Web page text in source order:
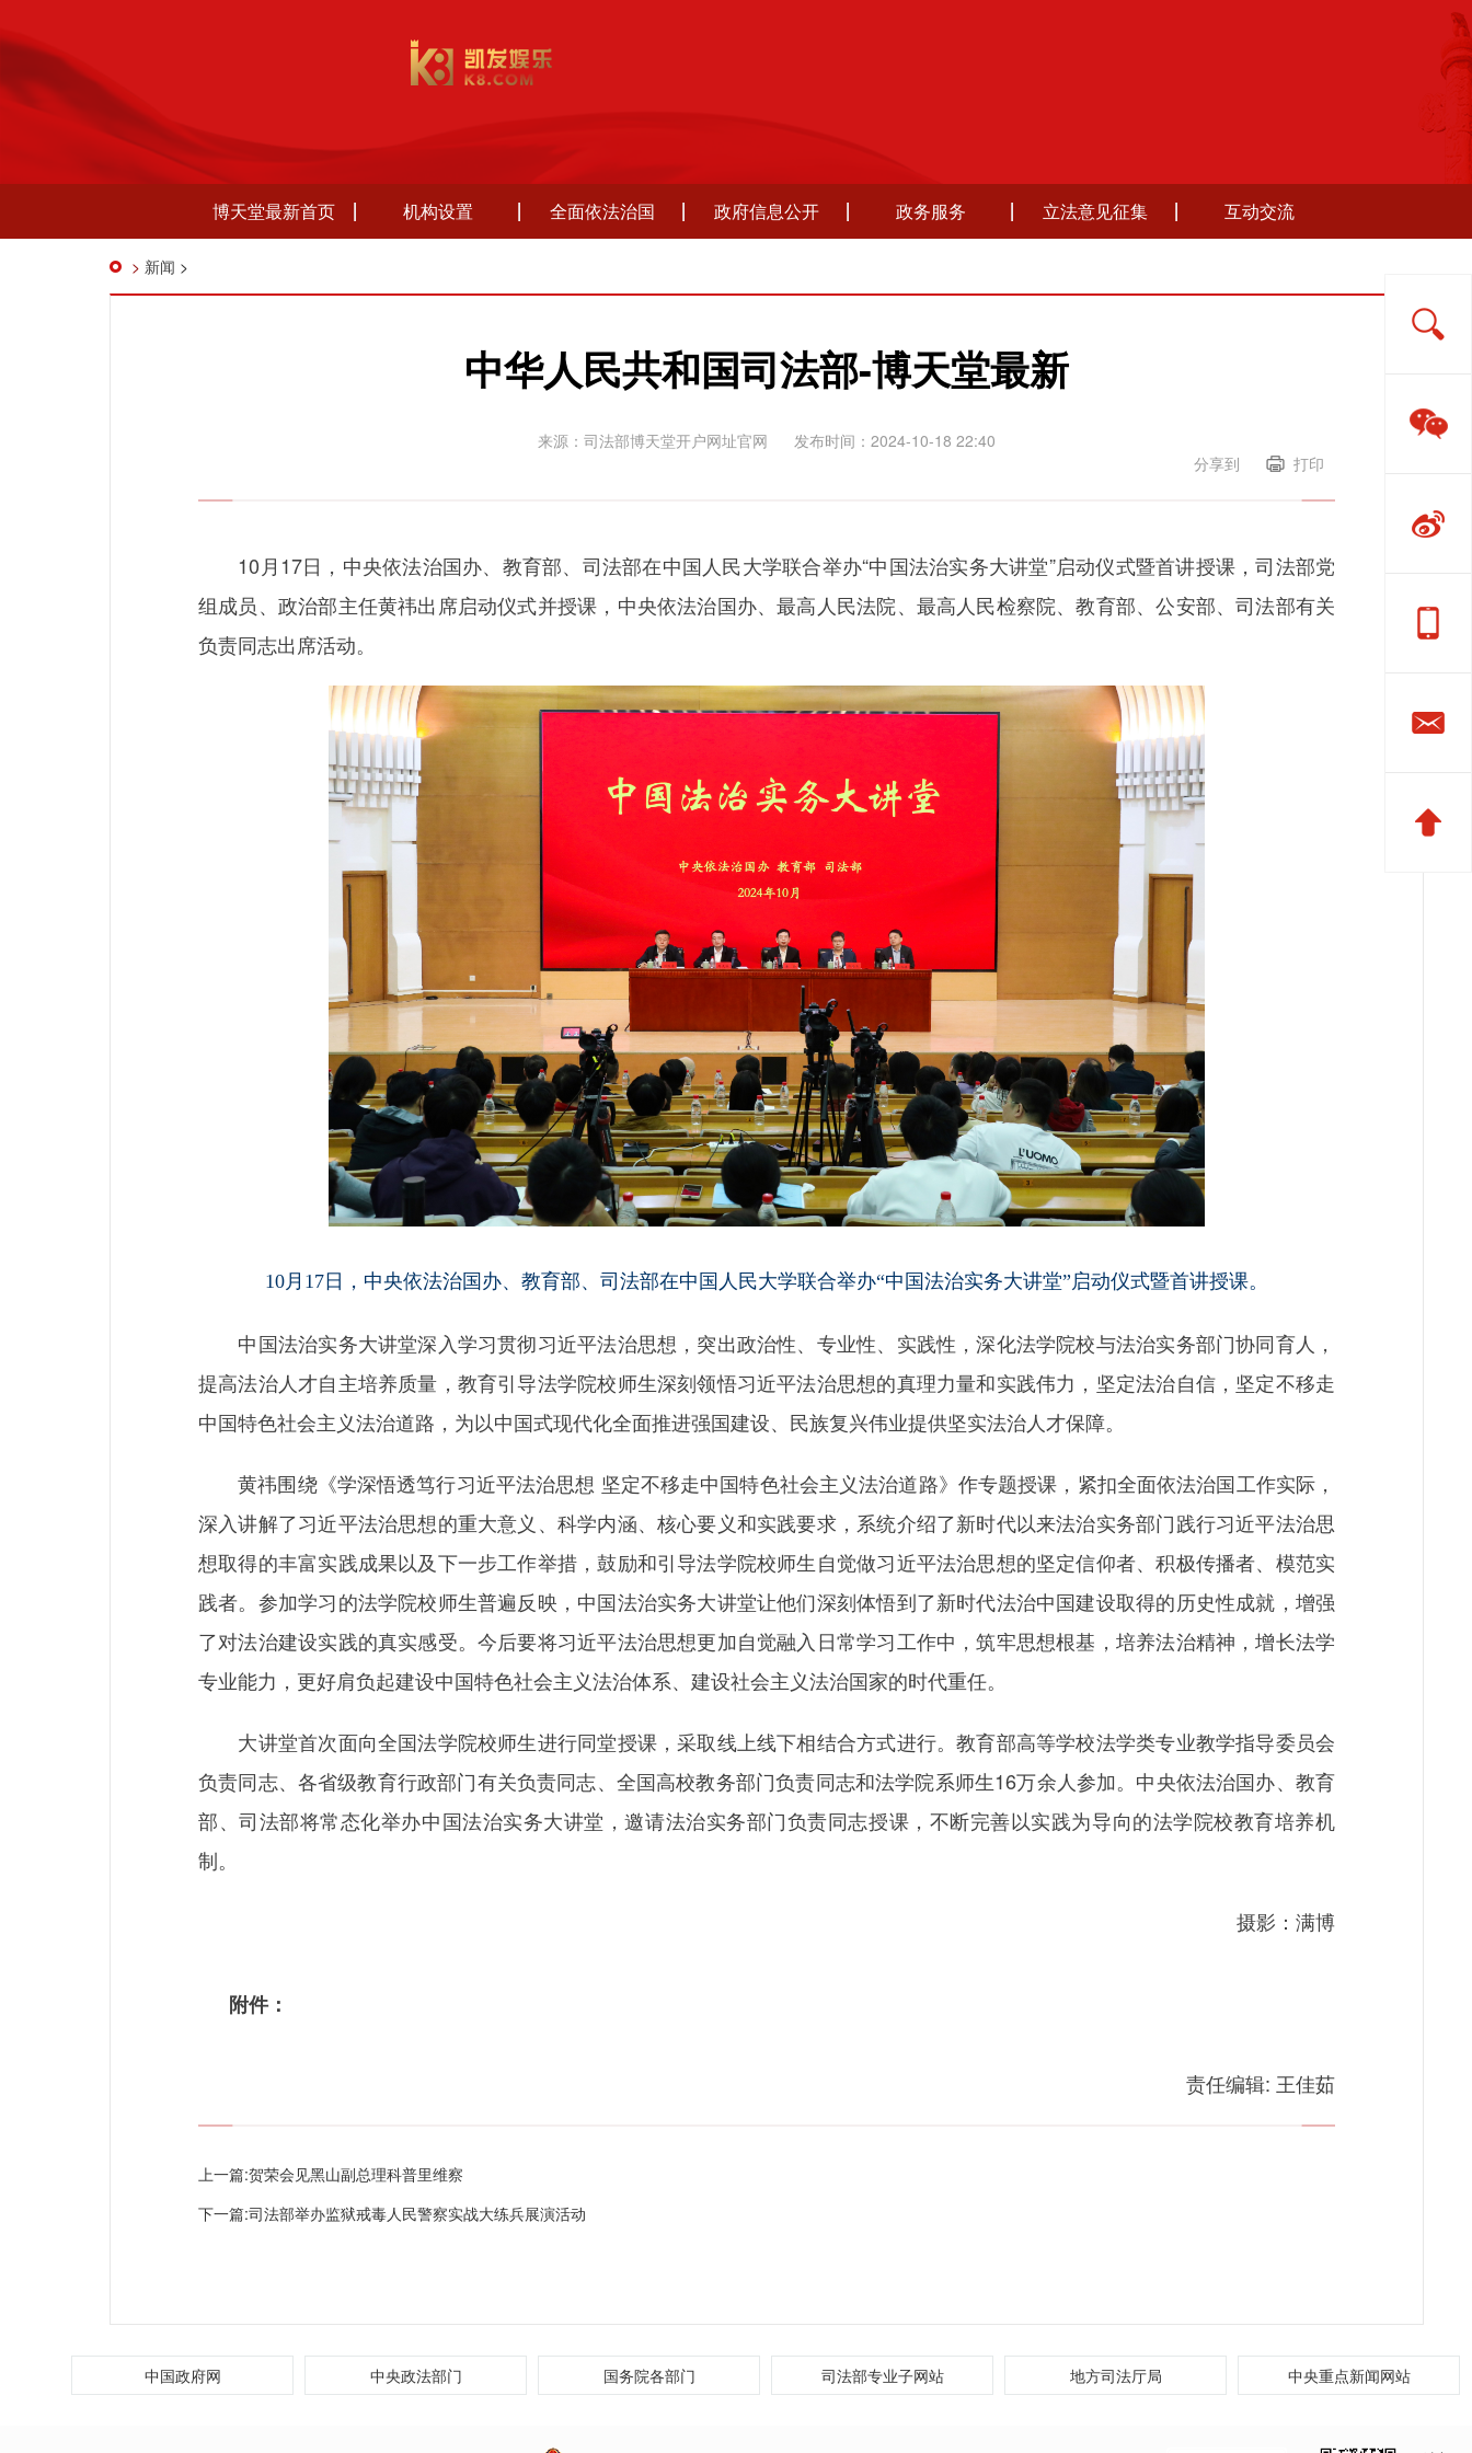
博天堂最新首页 机构设置 全面依法治国 政府信息公开 政务服务 立法意见征集 互动交流
> 新闻 >
中华人民共和国司法部-博天堂最新
来源：司法部博天堂开户网址官网
发布时间：2024-10-18 22:40
分享到
打印
10月17日，中央依法治国办、教育部、司法部在中国人民大学联合举办“中国法治实务大讲堂”启动仪式暨首讲授课，司法部党
组成员、政治部主任黄祎出席启动仪式并授课，中央依法治国办、最高人民法院、最高人民检察院、教育部、公安部、司法部有关
负责同志出席活动。
10月17日，中央依法治国办、教育部、司法部在中国人民大学联合举办“中国法治实务大讲堂”启动仪式暨首讲授课。
中国法治实务大讲堂深入学习贯彻习近平法治思想，突出政治性、专业性、实践性，深化法学院校与法治实务部门协同育人，
提高法治人才自主培养质量，教育引导法学院校师生深刻领悟习近平法治思想的真理力量和实践伟力，坚定法治自信，坚定不移走
中国特色社会主义法治道路，为以中国式现代化全面推进强国建设、民族复兴伟业提供坚实法治人才保障。
黄祎围绕《学深悟透笃行习近平法治思想 坚定不移走中国特色社会主义法治道路》作专题授课，紧扣全面依法治国工作实际，
深入讲解了习近平法治思想的重大意义、科学内涵、核心要义和实践要求，系统介绍了新时代以来法治实务部门践行习近平法治思
想取得的丰富实践成果以及下一步工作举措，鼓励和引导法学院校师生自觉做习近平法治思想的坚定信仰者、积极传播者、模范实
践者。参加学习的法学院校师生普遍反映，中国法治实务大讲堂让他们深刻体悟到了新时代法治中国建设取得的历史性成就，增强
了对法治建设实践的真实感受。今后要将习近平法治思想更加自觉融入日常学习工作中，筑牢思想根基，培养法治精神，增长法学
专业能力，更好肩负起建设中国特色社会主义法治体系、建设社会主义法治国家的时代重任。
大讲堂首次面向全国法学院校师生进行同堂授课，采取线上线下相结合方式进行。教育部高等学校法学类专业教学指导委员会
负责同志、各省级教育行政部门有关负责同志、全国高校教务部门负责同志和法学院系师生16万余人参加。中央依法治国办、教育
部、司法部将常态化举办中国法治实务大讲堂，邀请法治实务部门负责同志授课，不断完善以实践为导向的法学院校教育培养机
制。
摄影：满博
附件：
责任编辑: 王佳茹
上一篇:贺荣会见黑山副总理科普里维察
下一篇:司法部举办监狱戒毒人民警察实战大练兵展演活动
中国政府网 中央政法部门 国务院各部门 司法部专业子网站 地方司法厅局 中央重点新闻网站